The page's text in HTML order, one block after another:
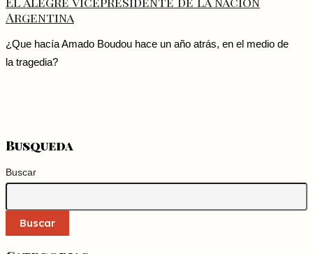
Argentina
¿Que hacía Amado Boudou hace un año atrás, en el medio de
la tragedia?
Busqueda
Buscar
Buscar